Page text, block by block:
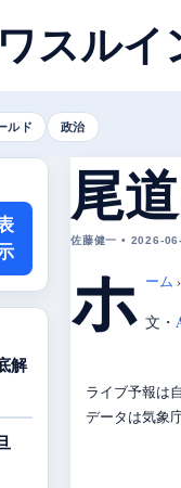
スルイ
ルド 政治
尾
佐藤健一 • 2026-
ホ ーム ›
文・
ライブ予報は
データは気象
解